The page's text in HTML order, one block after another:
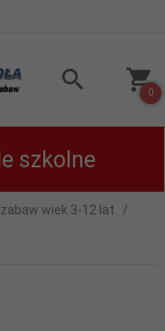
0
szkolne
wiek 3-12 lat